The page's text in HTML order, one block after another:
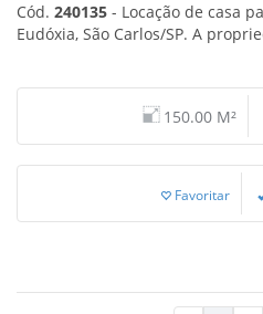
Cód. 240135 - Locação de casa
Eudóxia, São Carlos/SP. A
150.00 M²
Favoritar